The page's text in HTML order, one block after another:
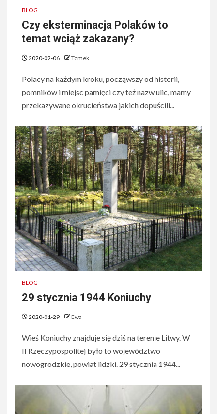
BLOG
Czy eksterminacja Polaków to
temat wciąż zakazany?
2020-02-06 Tomek
Polacy na każdym kroku, począwszy od historii,
pomników i miejsc pamięci czy też nazw ulic, mamy
przekazywane okrucieństwa jakich dopuścili...
BLOG
29 stycznia 1944 Koniuchy
2020-01-29 Ewa
Wieś Koniuchy znajduje się dziś na terenie Litwy. W
II Rzeczypospolitej było to województwo
nowogrodzkie, powiat lidzki. 29 stycznia 1944...